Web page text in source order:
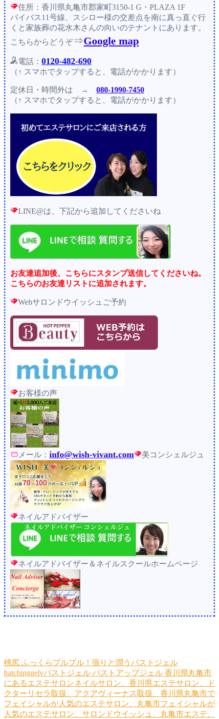
住所：香川県丸亀市郡家町3150-1 G・PLAZA 1F
バイバス11号線、スシロー様の交差点を南に真っ直ぐ行
くと家族葬の花水木さんの向いのテナントにあります。
こちらからどうぞ⇒Google map
電話： 0120-482-690
（↑ スマホでタップすると、電話がかかります）
定休日・時間外は →
080-1990-7450
（↑ スマホでタップすると、電話がかかります）
LINE@は、下記から追加してくださいね
お友達追加後、こちらにスタンプ送信してくださいね。
こちらのお友達リストに追加されます。
Webサロンドウイッシュご予約
お客様の声
メール： info@wish-vivant.com 美コンシェルジュ
ネイルアドバイザー
ネイルアドバイザー＆ネイルスクールホームページ
桃尻 ふっくらプルプル！張りと潤うバストジェル
hatchinggelvバストジェル バストアップジェル 香川県丸亀市
にあるエステサロンネイルサロン、香川県エステサロン、ド
クターリセラ取扱、アクアヴィーナス取扱、香川県丸亀市で
フェイシャルが人気のエステサロン、丸亀市フェイシャルが
人気のエステサロン、サロンドウイッシュ、丸亀市エステ、